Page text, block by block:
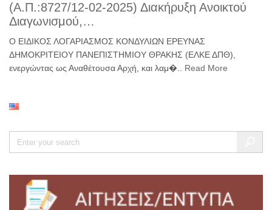
(Α.Π.:8727/12-02-2025) Διακήρυξη Ανοικτού
Διαγωνισμού,…
Ο ΕΙΔΙΚΟΣ ΛΟΓΑΡΙΑΣΜΟΣ ΚΟΝΔΥΛΙΩΝ ΕΡΕΥΝΑΣ
ΔΗΜΟΚΡΙΤΕΙΟΥ ΠΑΝΕΠΙΣΤΗΜΙΟΥ ΘΡΑΚΗΣ (ΕΛΚΕ ΔΠΘ),
ενεργώντας ως Αναθέτουσα Αρχή, και λαμ�..
Read More